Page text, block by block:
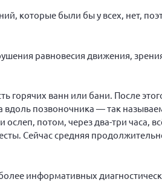
которые были бы у всех, нет,
равновесия движения,
ванн или бани. После
позвоночника — так
потом, через два-три часа,
Сейчас средняя
информативных